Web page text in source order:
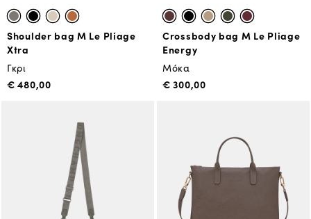
Shoulder bag M Le Pliage
Xtra
Γκρι
€ 480,00
Crossbody bag M Le Pliage
Energy
Μόκα
€ 300,00